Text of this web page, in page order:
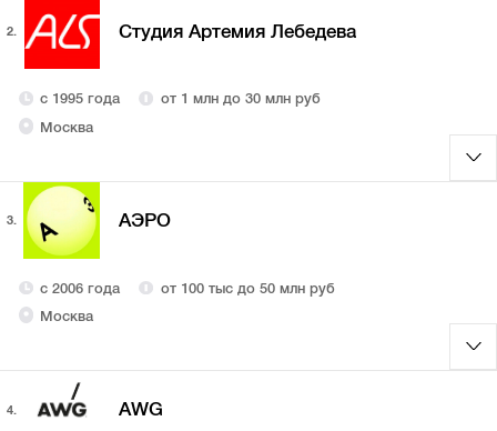
2. Студия Артемия Лебедева
с 1995 года
от 1 млн до 30 млн руб
Москва
3. АЭРО
с 2006 года
от 100 тыс до 50 млн руб
Москва
4. AWG